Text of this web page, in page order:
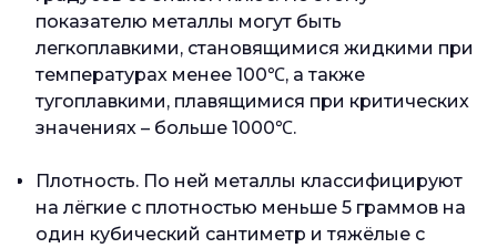
показателю металлы могут быть
легкоплавкими, становящимися жидкими при
температурах менее 100℃, а также
тугоплавкими, плавящимися при критических
значениях – больше 1000℃.
Плотность. По ней металлы классифицируют
на лёгкие с плотностью меньше 5 граммов на
один кубический сантиметр и тяжёлые с